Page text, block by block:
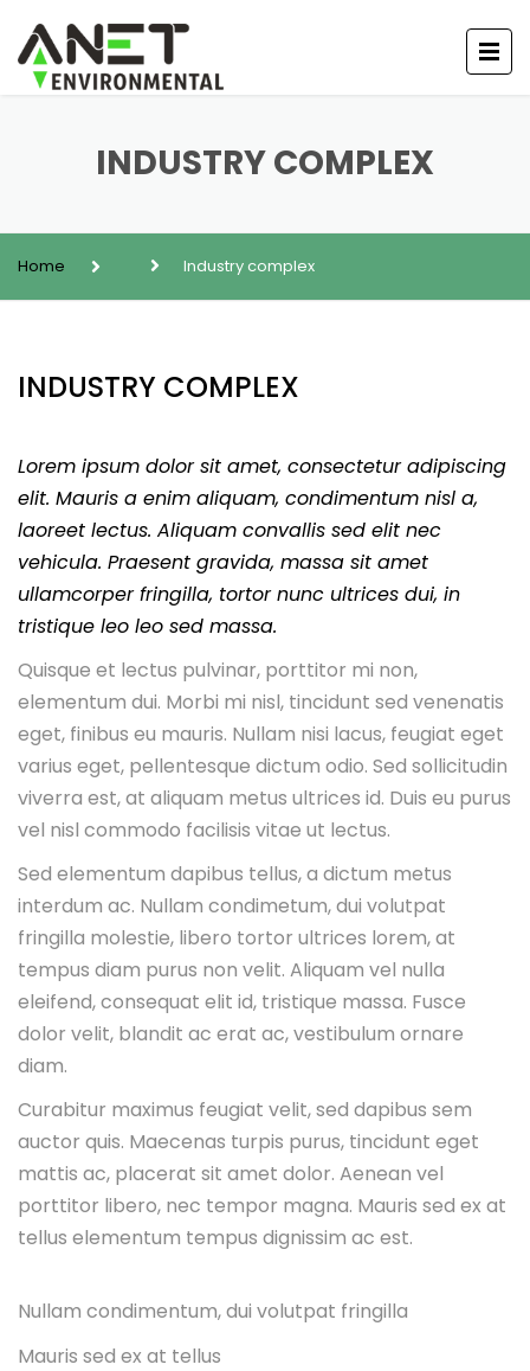
INDUSTRY COMPLEX
Home Industry complex
INDUSTRY COMPLEX
Lorem ipsum dolor sit amet, consectetur adipiscing
elit. Mauris a enim aliquam, condimentum nisl a,
laoreet lectus. Aliquam convallis sed elit nec
vehicula. Praesent gravida, massa sit amet
ullamcorper fringilla, tortor nunc ultrices dui, in
tristique leo leo sed massa.
Quisque et lectus pulvinar, porttitor mi non,
elementum dui. Morbi mi nisl, tincidunt sed venenatis
eget, finibus eu mauris. Nullam nisi lacus, feugiat eget
varius eget, pellentesque dictum odio. Sed sollicitudin
viverra est, at aliquam metus ultrices id. Duis eu purus
vel nisl commodo facilisis vitae ut lectus.
Sed elementum dapibus tellus, a dictum metus
interdum ac. Nullam condimetum, dui volutpat
fringilla molestie, libero tortor ultrices lorem, at
tempus diam purus non velit. Aliquam vel nulla
eleifend, consequat elit id, tristique massa. Fusce
dolor velit, blandit ac erat ac, vestibulum ornare
diam.
Curabitur maximus feugiat velit, sed dapibus sem
auctor quis. Maecenas turpis purus, tincidunt eget
mattis ac, placerat sit amet dolor. Aenean vel
porttitor libero, nec tempor magna. Mauris sed ex at
tellus elementum tempus dignissim ac est.
Nullam condimentum, dui volutpat fringilla
Mauris sed ex at tellus